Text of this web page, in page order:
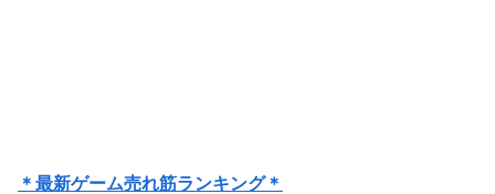
＊最新ゲーム売れ筋ランキング＊